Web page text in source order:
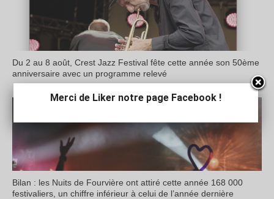
Du 2 au 8 août, Crest Jazz Festival fête cette année son 50ème
anniversaire avec un programme relevé
Bilan : les Nuits de Fourvière ont attiré cette année 168 000
festivaliers, un chiffre inférieur à celui de l’année dernière
Merci de Liker notre page Facebook !